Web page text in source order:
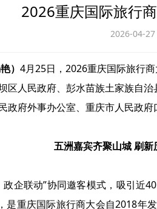
2026重庆国际旅行
2026-04-27
） 4月25日，2026重庆国际旅行
区人民政府、彭水苗族土家族自
政府外事办公室、重庆市人民政府
五洲嘉宾齐聚山城 刷新
企联动”协同邀客模式，吸引近
是重庆国际旅行商大会自2018年